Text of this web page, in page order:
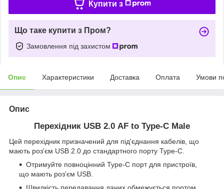
Купити з
Що таке купити з Пром?
Замовлення під захистом
Опис Характеристики Доставка Оплата Умови
Опис
Перехідник USB 2.0 АF to Type-C Male
Цей перехідник призначений для під'єднання кабелів, що
мають роз'єм USB 2.0 до стандартного порту Type-C.
Отримуйте повноцінний Type-C порт для пристроїв,
що мають роз'єм USB.
Швидкість передавання даних обмежується портом